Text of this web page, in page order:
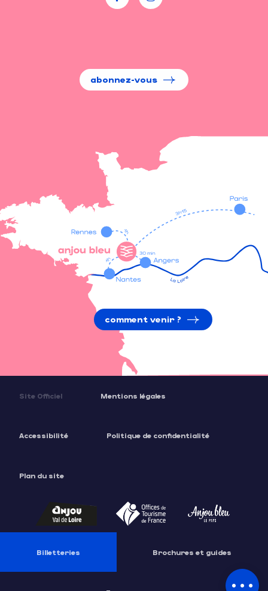
Description
par email
abonnez-vous
comment venir ?
Site Officiel Mentions légales
Accessibilité Politique de confidentialité
Plan du site
Billetteries Brochures et guides